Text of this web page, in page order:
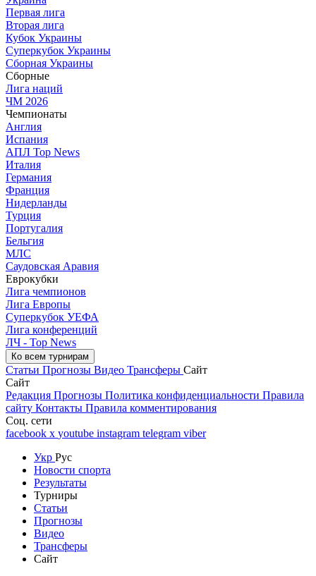
Первая лига
Вторая лига
Кубок Украины
Суперкубок Украины
Сборная Украины
Сборные
Лига наций
ЧМ 2026
Чемпионаты
Англия
Испания
АПЛ Top News
Италия
Германия
Франция
Нидерланды
Турция
Португалия
Бельгия
МЛС
Саудовская Аравия
Еврокубки
Лига чемпионов
Лига Европы
Суперкубок УЕФА
Лига конференций
ЛЧ - Top News
Ко всем турнирам
Статьи Прогнозы Видео Трансферы Сайт
Сайт
Редакция Прогнозы Политика конфиденциальности Правила
сайту Контакты Правила комментирования
Соц. сети
facebook x youtube instagram telegram viber
Укр Рус
Новости спорта
Результаты
Турниры
Статьи
Прогнозы
Видео
Трансферы
Сайт